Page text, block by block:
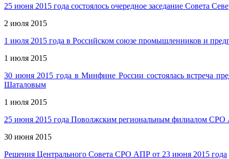
25 июня 2015 года состоялось очередное заседание Совета
2 июля 2015
1 июля 2015 года в Российском союзе промышленников и
1 июля 2015
30 июня 2015 года в Минфине России состоялась встреча
Шаталовым
1 июля 2015
25 июня 2015 года Поволжским региональным филиалом СРО
30 июня 2015
Решения Центрального Совета СРО АПР от 23 июня 2015 года